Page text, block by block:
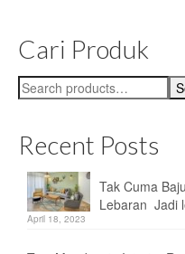
Lampu Sorot
Lampu
Kabinet
Lemari
Cari Produk
Search
for:
Recent Posts
Tak Cuma
Lebaran Jadi
April 18, 2023